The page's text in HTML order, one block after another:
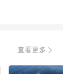
查看更多